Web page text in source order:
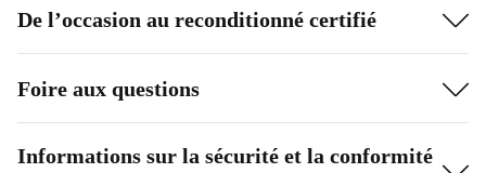
De l’occasion au reconditionné certifié
Foire aux questions
Informations sur la sécurité et la conformité